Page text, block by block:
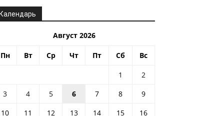
Август 2026
Пн Вт Ср Чт Пт Сб Вс
1
2
3
4 5 6 7 8
9
10
11 12 13 14 15
16